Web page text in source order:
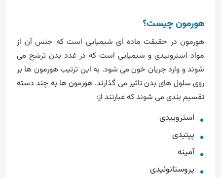
هورمون چیست؟
هورمون در حقیقت ماده ای شیمیایی است که جنس آن از
مواد استروئیدی و شیمیایی است که در غدد بدن ترشح می
شوند و وارد جریان خون می شود. به این ترتیب هورمون ها بر
روی سلول های بدن تاثیر می گذارند. هورمون ها به چند دسته
تقسیم بندی می شوند که عبارتند از:
استروییدی
پپتیدی
آمینه
پروستانوئیدی